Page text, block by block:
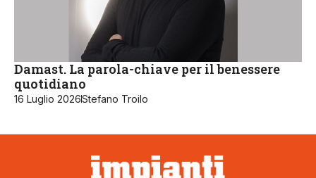
Damast. La parola-chiave per il benessere
quotidiano
16 Luglio 2026Stefano Troilo